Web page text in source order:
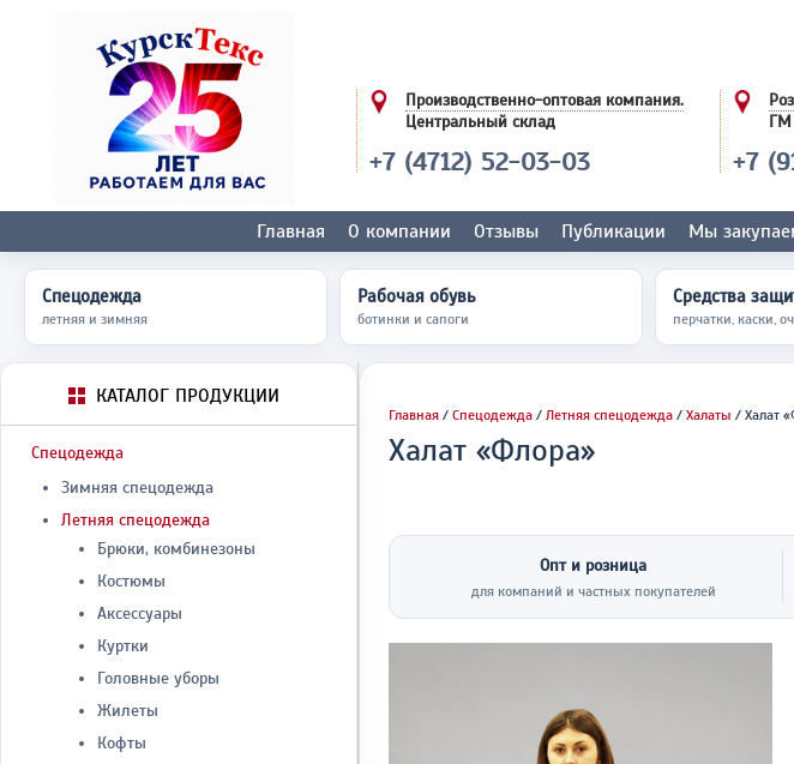
Производственно-оптовая компания.
Центральный склад
+7 (4712) 52-03-03
ГМ
+7
Главная О компании Отзывы Публикации Мы
Спецодежда
летняя и зимняя
Рабочая обувь
ботинки и сапоги
Средства
перчатки, каски,
КАТАЛОГ ПРОДУКЦИИ
Спецодежда
Зимняя спецодежда
Летняя спецодежда
Брюки, комбинезоны
Костюмы
Аксессуары
Куртки
Головные уборы
Жилеты
Кофты
Главная / Спецодежда / Летняя спецодежда / Халаты / Халат
Халат «Флора»
Опт и розница
для компаний и частных покупателей